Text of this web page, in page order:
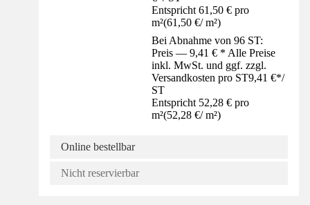
Entspricht 61,50 € pro
m²(61,50 €/ m²)
Bei Abnahme von 96 ST:
Preis — 9,41 € * Alle Preise
inkl. MwSt. und ggf. zzgl.
Versandkosten pro ST9,41 €*/
ST
Entspricht 52,28 € pro
m²(52,28 €/ m²)
Online bestellbar
Nicht reservierbar